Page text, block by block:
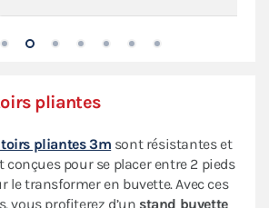
pliantes
pliantes 3m sont résistantes et
conçues pour se placer entre 2 pieds
le transformer en buvette. Avec ces
vous profiterez d’un stand buvette